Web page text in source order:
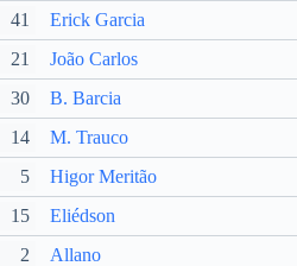
41
Erick Garcia
21
João Carlos
30
B. Barcia
14
M. Trauco
5
Higor Meritão
15
Eliédson
2
Allano